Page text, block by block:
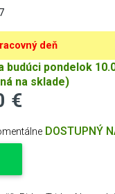
deň
budúci pondelok
na sklade)
€
DOSTUPNÝ